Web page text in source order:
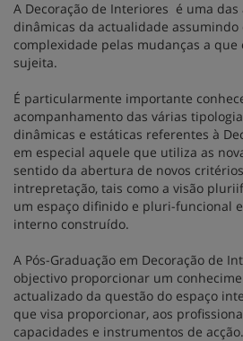
A Decoração de Interiores é uma
dinâmicas da actualidade assumindo
complexidade pelas mudanças a
sujeita.
É particularmente importante
acompanhamento das várias
dinâmicas e estáticas referentes à
em especial aquele que utiliza as
sentido da abertura de novos
intrepretação, tais como a visão
um espaço difinido e pluri-funcional
interno construído.
A Pós-Graduação em Decoração de
objectivo proporcionar um
actualizado da questão do espaço
que visa proporcionar, aos
capacidades e instrumentos de acção.